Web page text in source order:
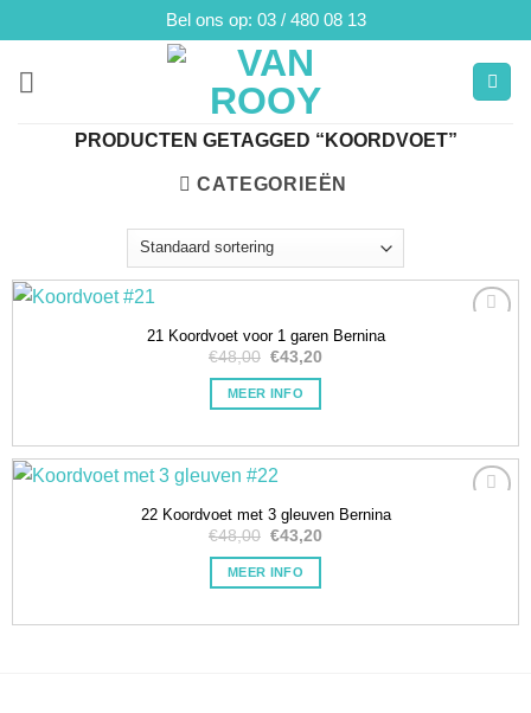
naar
inhoud
Bel ons op: 03 / 480 08 13
PRODUCTEN GETAGGED “KOORDVOET”
CATEGORIEËN
21 Koordvoet voor 1 garen Bernina
€48,00 Oorspronkelijke
was:
€48,00.
€43,20
MEER INFO
22 Koordvoet met 3 gleuven Bernina
€48,00 Oorspronkelijke
was:
€48,00.
€43,20
MEER INFO